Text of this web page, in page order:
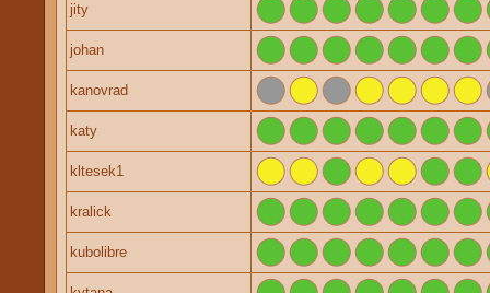
jity
johan
kanovrad
katy
kltesek1
kralick
kubolibre